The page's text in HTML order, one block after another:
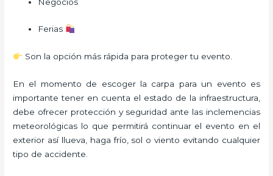
Ferias
Son la opción más rápida para proteger tu evento.
En el momento de escoger la carpa para un evento es
importante tener en cuenta el estado de la infraestructura,
debe ofrecer protección y seguridad ante las inclemencias
meteorológicas lo que permitirá continuar el evento en el
exterior así llueva, haga frío, sol o viento evitando cualquier
tipo de accidente.